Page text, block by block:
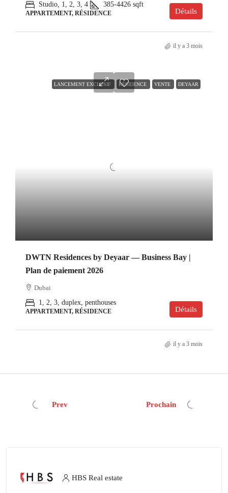
Studio, 1, 2, 3, 4
385-4426 sqft
APPARTEMENT, RÉSIDENCE Détails
il y a 3 mois
LANCEMENT EXCLUSIF RÉSIDENCE VENTE DEYAAR
DWTN Residences by Deyaar — Business Bay |
Plan de paiement 2026
Dubai
1, 2, 3, duplex, penthouses
APPARTEMENT, RÉSIDENCE Détails
il y a 3 mois
Prev Prochain
HBS Real estate